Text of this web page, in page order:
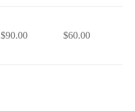
$90.00 $60.00